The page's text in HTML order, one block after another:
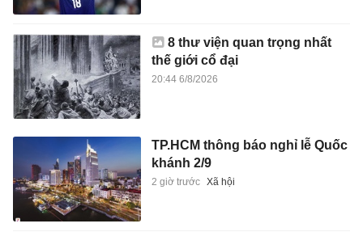
8 thư viện quan trọng nhất
thế giới cổ đại
20:44 6/8/2026
TP.HCM thông báo nghỉ lễ Quốc
khánh 2/9
2 giờ trước Xã hội